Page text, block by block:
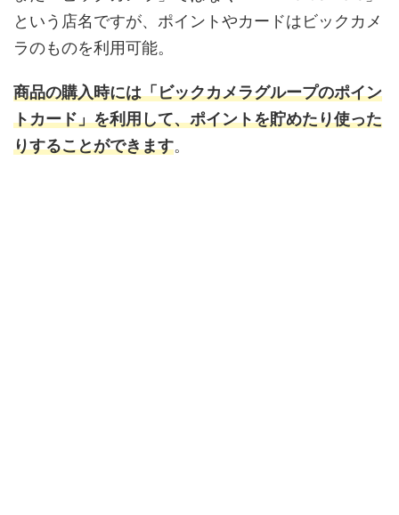
という店名ですが、ポイントやカードはビックカメ
ラのものを利用可能。
商品の購入時には「ビックカメラグループのポイン
トカード」を利用して、ポイントを貯めたり使った
りすることができます。